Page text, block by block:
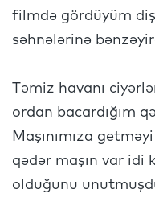
filmdə gördüyüm
səhnələrinə
Təmiz havanı
ordan bacardığım
Maşınımıza
qədər maşın var idi
olduğunu